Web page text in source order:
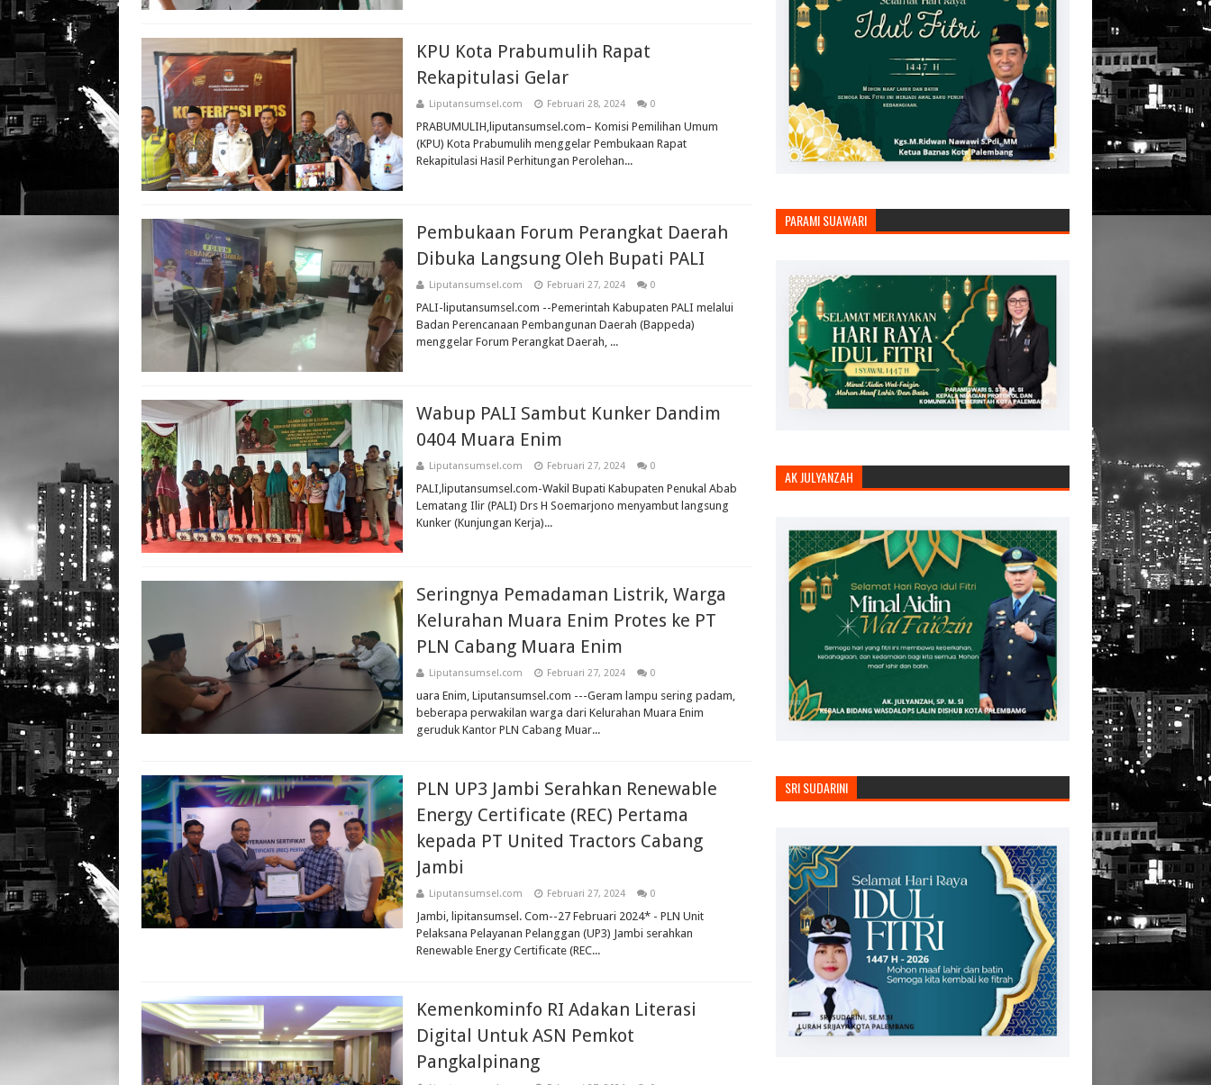
KPU Kota Prabumulih Rapat
Rekapitulasi Gelar
Liputansumsel.com Februari 28, 2024 0
PRABUMULIH,liputansumsel.com– Komisi Pemilihan Umum
(KPU) Kota Prabumulih menggelar Pembukaan Rapat
Rekapitulasi Hasil Perhitungan Perolehan...
Pembukaan Forum Perangkat Daerah
Dibuka Langsung Oleh Bupati PALI
Liputansumsel.com Februari 27, 2024 0
PALI-liputansumsel.com --Pemerintah Kabupaten PALI melalui
Badan Perencanaan Pembangunan Daerah (Bappeda)
menggelar Forum Perangkat Daerah, ...
Wabup PALI Sambut Kunker Dandim
0404 Muara Enim
Liputansumsel.com Februari 27, 2024 0
PALI,liputansumsel.com-Wakil Bupati Kabupaten Penukal Abab
Lematang Ilir (PALI) Drs H Soemarjono menyambut langsung
Kunker (Kunjungan Kerja)...
Seringnya Pemadaman Listrik, Warga
Kelurahan Muara Enim Protes ke PT
PLN Cabang Muara Enim
Liputansumsel.com Februari 27, 2024 0
uara Enim, Liputansumsel.com ---Geram lampu sering padam,
beberapa perwakilan warga dari Kelurahan Muara Enim
geruduk Kantor PLN Cabang Muar...
PLN UP3 Jambi Serahkan Renewable
Energy Certificate (REC) Pertama
kepada PT United Tractors Cabang
Jambi
Liputansumsel.com Februari 27, 2024 0
Jambi, lipitansumsel. Com--27 Februari 2024* - PLN Unit
Pelaksana Pelayanan Pelanggan (UP3) Jambi serahkan
Renewable Energy Certificate (REC...
Kemenkominfo RI Adakan Literasi
Digital Untuk ASN Pemkot
Pangkalpinang
PARAMI SUAWARI
AK JULYANZAH
SRI SUDARINI